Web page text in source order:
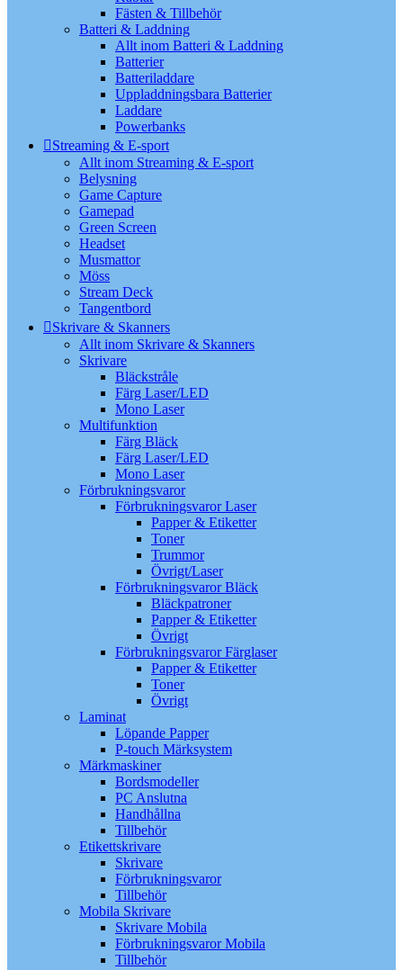
Fästen & Tillbehör
Batteri & Laddning
Allt inom Batteri & Laddning
Batterier
Batteriladdare
Uppladdningsbara Batterier
Laddare
Powerbanks
Streaming & E-sport
Allt inom Streaming & E-sport
Belysning
Game Capture
Gamepad
Green Screen
Headset
Musmattor
Möss
Stream Deck
Tangentbord
Skrivare & Skanners
Allt inom Skrivare & Skanners
Skrivare
Bläckstråle
Färg Laser/LED
Mono Laser
Multifunktion
Färg Bläck
Färg Laser/LED
Mono Laser
Förbrukningsvaror
Förbrukningsvaror Laser
Papper & Etiketter
Toner
Trummor
Övrigt/Laser
Förbrukningsvaror Bläck
Bläckpatroner
Papper & Etiketter
Övrigt
Förbrukningsvaror Färglaser
Papper & Etiketter
Toner
Övrigt
Laminat
Löpande Papper
P-touch Märksystem
Märkmaskiner
Bordsmodeller
PC Anslutna
Handhållna
Tillbehör
Etikettskrivare
Skrivare
Förbrukningsvaror
Tillbehör
Mobila Skrivare
Skrivare Mobila
Förbrukningsvaror Mobila
Tillbehör